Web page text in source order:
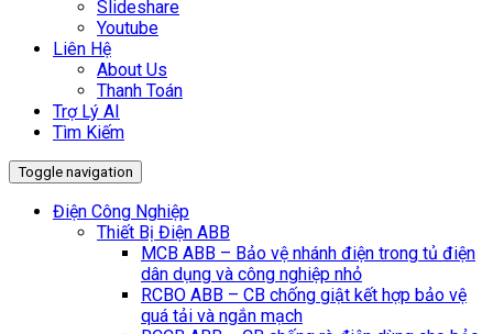
Slideshare
Youtube
Liên Hệ
About Us
Thanh Toán
Trợ Lý AI
Tìm Kiếm
Toggle navigation
Điện Công Nghiệp
Thiết Bị Điện ABB
MCB ABB – Bảo vệ nhánh điện trong tủ điện
dân dụng và công nghiệp nhỏ
RCBO ABB – CB chống giật kết hợp bảo vệ
quá tải và ngắn mạch